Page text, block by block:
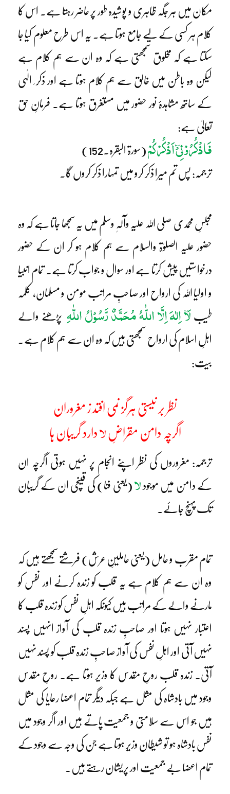
مکان میں ہر جگہ ظاہری و پوشیدہ طور پر حاضر رہتا ہے۔ اس کا
کلام ہر کسی کے لیے جامع ہوتا ہے۔ یہ اس طرح معلوم کیا جا
سکتا ہے کہ مخلوق سمجھتی ہے کہ وہ ان سے ہم کلام ہے
لیکن وہ باطن میں خالق سے ہم کلام ہوتا ہے اور ذکر ِ الٰہی
کے ساتھ مشاہدۂ نور حضور میں مستغرق ہوتا ہے۔ فرمانِ حق
تعالیٰ ہے:
فَاذْکُرُوْنِیْٓ اَذْکُرْکُمْ (سورۃ البقرہ۔152)
ترجمہ: پس تم میرا ذکر کرو میں تمہارا ذکر کروں گا۔
مجلسِ محمدی صلی اللہ علیہ وآلہٖ وسلم میں یہ سمجھا جاتا ہے کہ وہ
حضور علیہ الصلوٰۃ والسلام سے ہم کلام ہو کر ان کے حضور
درخواستیں پیش کرتا ہے اور سوال و جواب کرتا ہے۔ تمام انبیا
و اولیا اللہ کی ارواح اور صاحبِ مراتب مومن و مسلمان، کلمہ
طیب لَآ اِلٰہَ اِلَّا اللّٰہُ مُحَمَّدٌ رَّسُوْلُ اللّٰہِ پڑھنے والے
اہلِ اسلام کی ارواح سمجھتی ہیں کہ وہ ان سے ہم کلام ہے۔
بیت:
نظر بر نیستی ہرگز نمی افتد ز مغروران
اگرچہ دامن مقراضِ لا دارد گریبان ہا
ترجمہ: مغروروں کی نظر اپنے انجام پر نہیں ہوتی اگرچہ ان
کے دامن میں موجود لا (یعنی فنا) کی قینچی ان کے گریبان
تک پہنچ جائے۔
تمام مقرب و حامل (یعنی حاملینِ عرش) فرشتے سمجھتے ہیں کہ
وہ ان سے ہم کلام ہے یہ قلب کو زندہ کرنے اور نفس کو
مارنے والے کے مراتب ہیں کیونکہ اہلِ نفس کو زندہ قلب کا
اعتبار نہیں ہوتا اور صاحبِ زندہ قلب کی آواز انہیں پسند
نہیں آتی اور اہلِ نفس کی آواز صاحبِ زندہ قلب کو پسند نہیں
آتی۔ زندہ قلب روحِ مقدس کا وزیر ہوتا ہے۔ روحِ مقدس
وجود میں بادشاہ کی مثل ہے جبکہ دیگر تمام اعضا رعایا کی مثل
ہیں جو اس سے سلامتی و جمعیت پاتے ہیں اور اگر وجود میں
نفس بادشاہ ہو تو شیطان وزیر ہوتا ہے جن کی وجہ سے وجود کے
تمام اعضا بے جمعیت اور پریشان رہتے ہیں۔